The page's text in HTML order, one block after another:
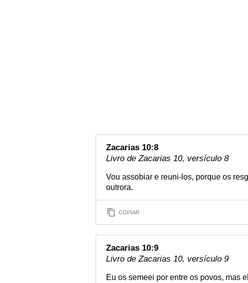
Zacarias 10:8
Livro de Zacarias 10, versículo 8
Vou assobiar e reuni-los, porque os
outrora.
COPIAR
Zacarias 10:9
Livro de Zacarias 10, versículo 9
Eu os semeei por entre os povos, mas